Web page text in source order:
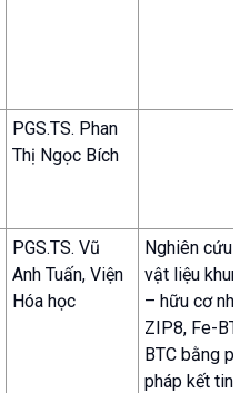
PGS.TS. Phan
Thị Ngọc Bích
PGS.TS. Vũ
Anh Tuấn, Viện
Hóa học
Nghiên cứu
vật liệu
– hữu cơ
ZIP8, Fe-
BTC bằng
pháp kết tinh